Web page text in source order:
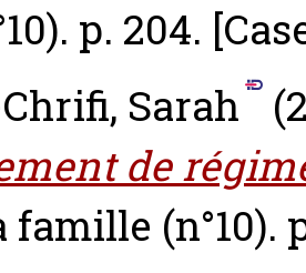
p. 204.
Sarah
de
(n°10).